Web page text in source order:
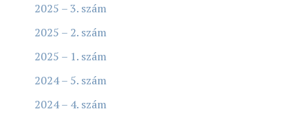
2025 – 3. szám
2025 – 2. szám
2025 – 1. szám
2024 – 5. szám
2024 – 4. szám